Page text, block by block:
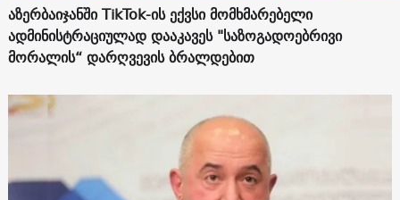
აზერბაიჯანში TikTok-ის ექვსი მომხმარებელი
ადმინისტრაციულად დააკავეს "საზოგადოებრივი
მორალის“ დარღვევის ბრალდებით